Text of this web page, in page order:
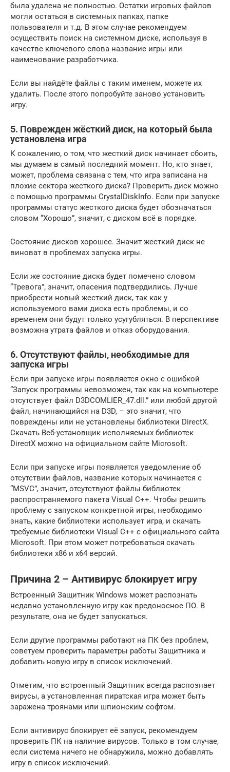
была удалена не полностью. Остатки игровых файлов
могли остаться в системных папках, папке
пользователя и т.д. В этом случае рекомендуем
осуществить поиск на системном диске, используя в
качестве ключевого слова название игры или
наименование разработчика.
Если вы найдёте файлы с таким именем, можете их
удалить. После этого попробуйте заново установить
игру.
5. Поврежден жёсткий диск, на который была
установлена игра
К сожалению, о том, что жесткий диск начинает сбоить,
мы думаем в самый последний момент. Но, кто знает,
может, проблема связана с тем, что игра записана на
плохие сектора жесткого диска? Проверить диск можно
с помощью программы CrystalDiskInfo. Если при запуске
программы статус жесткого диска будет обозначаться
словом “Хорошо”, значит, с диском всё в порядке.
Состояние дисков хорошее. Значит жесткий диск не
виноват в проблемах запуска игры.
Если же состояние диска будет помечено словом
“Тревога”, значит, опасения подтвердились. Лучше
приобрести новый жесткий диск, так как у
используемого вами диска есть проблемы, и со
временем они будут только усугубляться. В перспективе
возможна утрата файлов и отказ оборудования.
6. Отсутствуют файлы, необходимые для
запуска игры
Если при запуске игры появляется окно с ошибкой
“Запуск программы невозможен, так как на компьютере
отсутствует файл D3DCOMLIER_47.dll.” или любой другой
файл, начинающийся на D3D, – это значит, что
повреждены или не установлены библиотеки DirectX.
Скачать Веб-установщик исполняемых библиотек
DirectX можно на официальном сайте Microsoft.
Если при запуске игры появляется уведомление об
отсутствии файлов, название которых начинается с
“MSVC”, значит, отсутствуют файлы библиотек
распространяемого пакета Visual C++. Чтобы решить
проблему с запуском конкретной игры, необходимо
знать, какие библиотеки использует игра, и скачать
требуемые библиотеки Visual C++ с официального сайта
Microsoft. При этом может потребоваться скачать
библиотеки x86 и x64 версий.
Причина 2 – Антивирус блокирует игру
Встроенный Защитник Windows может распознать
недавно установленную игру как вредоносное ПО. В
результате, она не будет запускаться.
Если другие программы работают на ПК без проблем,
советуем проверить параметры работы Защитника и
добавить новую игру в список исключений.
Отметим, что встроенный Защитник всегда распознает
вирусы, а установленная пиратская игра может быть
заражена троянами или шпионским софтом.
Если антивирус блокирует её запуск, рекомендуем
проверить ПК на наличие вирусов. Только в том случае,
если система ничего не обнаружила, можно добавлять
игру в список исключений.